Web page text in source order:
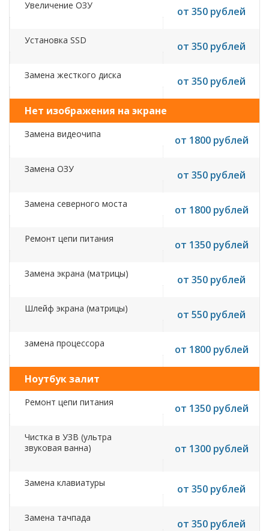
Увеличение ОЗУ от 350 рублей
Установка SSD от 350 рублей
Замена жесткого диска от 350 рублей
Нет изображения на экране
Замена видеочипа от 1800 рублей
Замена ОЗУ от 350 рублей
Замена северного моста от 1800 рублей
Ремонт цепи питания от 1350 рублей
Замена экрана (матрицы) от 350 рублей
Шлейф экрана (матрицы) от 550 рублей
замена процессора от 1800 рублей
Ноутбук залит
Ремонт цепи питания от 1350 рублей
Чистка в УЗВ (ультра
звуковая ванна)
от 1300 рублей
Замена клавиатуры от 350 рублей
Замена тачпада от 350 рублей